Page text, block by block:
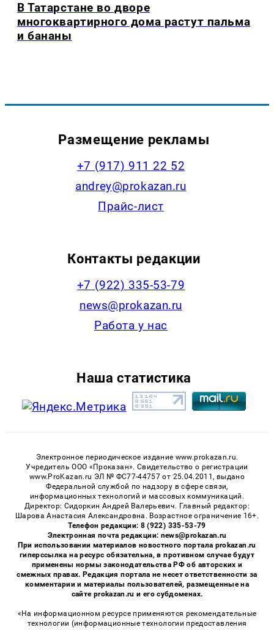
В Татарстане во дворе
многоквартирного дома растут пальма
и бананы
Размещение рекламы
+7 (917) 911 22 52
andrey@prokazan.ru
Прайс-лист
Контакты редакции
+7 (922) 335-53-79
news@prokazan.ru
Работа у нас
Наша статистика
Электронное периодическое издание www.prokazan.ru.
Учредитель ООО «Проказан». Cвидетельство о регистрации
www.ProKazan.ru ЭЛ № ФС77-44757 от 25.04.2011, выдано
Федеральной службой по надзору в сфере связи,
информационных технологий и массовых коммуникаций.
Директор: Сидоркин Андрей Валерьевич. Главный редактор:
Шарова Анастасия Александровна. Возрастное ограничение 16+.
Телефон редакции: 8 (922) 335-53-79
Электронная почта редакции: news@prokazan.ru
При использовании материалов новостного портала prokazan.ru
гиперссылка на ресурс обязательна, в противном случае будут
применены нормы законодательства РФ об авторских и
смежных правах. Редакция портала не несет ответственности за
комментарии и материалы пользователей, размещенные на
сайте prokazan.ru и его субдоменах.
«На информационном ресурсе применяются рекомендательные
технологии (информационные технологии предоставления